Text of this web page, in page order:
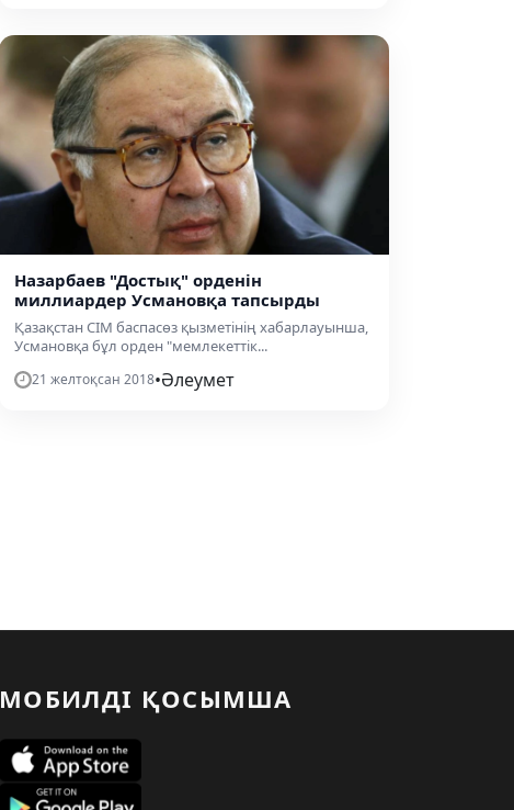
Назарбаев "Достық" орденін
миллиардер Усмановқа тапсырды
Қазақстан СІМ баспасөз қызметінің хабарлауынша,
Усмановқа бұл орден "мемлекеттік...
21 желтоқсан 2018•Әлеумет
МОБИЛДІ ҚОСЫМША